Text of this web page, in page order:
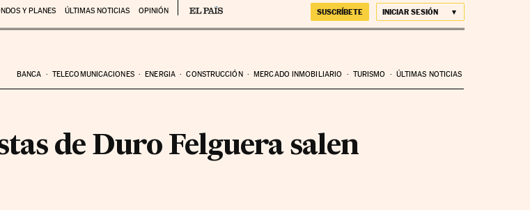
Y PLANES ÚLTIMAS NOTICIAS OPINIÓN SUSCRÍBETE INICIAR SESIÓN
BANCA TELECOMUNICACIONES ENERGIA CONSTRUCCIÓN MERCADO INMOBILIARIO TURISMO ÚLTIMAS NOTICIAS
de Duro Felguera salen